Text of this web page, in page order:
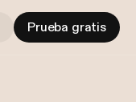
Prueba gratis